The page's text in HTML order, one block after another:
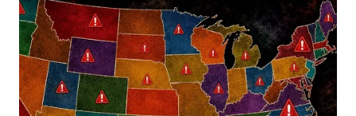
DANAU
TOBA
WN
NIAS